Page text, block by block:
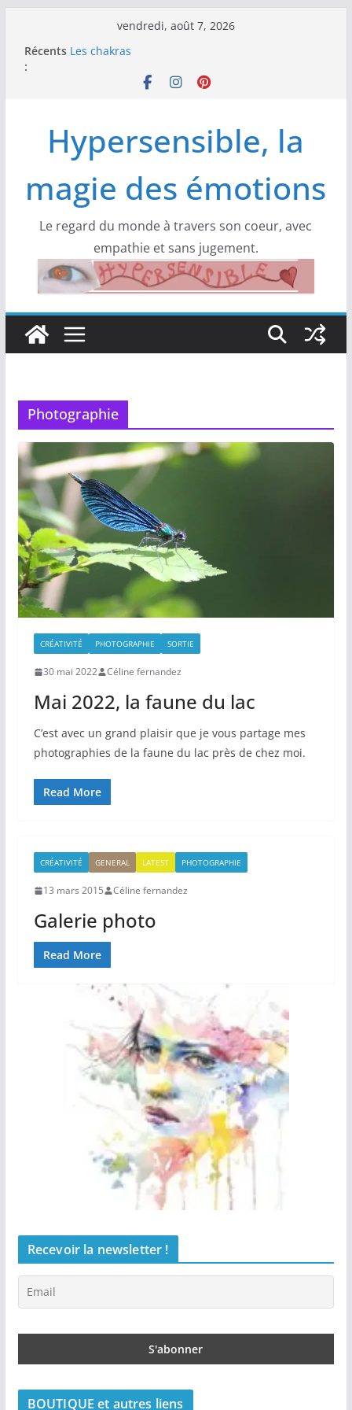
contenu
vendredi, août 7, 2026
Récents
:
Les chakras
Les aliments à indice glycémique bas
Les 5 blessures : les comprendre et les guérir
Hypersensible, la
magie des émotions
Le regard du monde à travers son coeur, avec
empathie et sans jugement.
Photographie
CRÉATIVITÉ PHOTOGRAPHIE SORTIE
30 mai 2022 Céline fernandez
Mai 2022, la faune du lac
C’est avec un grand plaisir que je vous partage mes
photographies de la faune du lac près de chez moi.
Read More
CRÉATIVITÉ GENERAL LATEST PHOTOGRAPHIE
13 mars 2015 Céline fernandez
Galerie photo
Read More
Recevoir la newsletter !
BOUTIQUE et autres liens